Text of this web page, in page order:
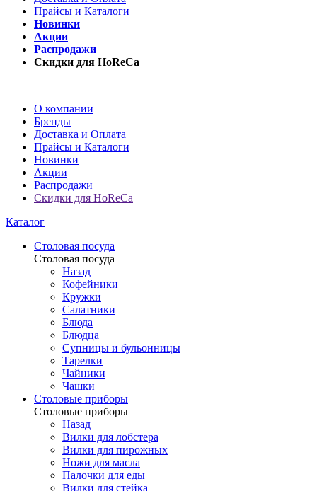
Прайсы и Каталоги
Новинки
Акции
Распродажи
Скидки для HoReCa
О компании
Бренды
Доставка и Оплата
Прайсы и Каталоги
Новинки
Акции
Распродажи
Скидки для HoReCa
Каталог
Столовая посуда
Столовая посуда
Назад
Кофейники
Кружки
Салатники
Блюда
Блюдца
Супницы и бульонницы
Тарелки
Чайники
Чашки
Cтоловые приборы
Cтоловые приборы
Назад
Вилки для лобстера
Вилки для пирожных
Ножи для масла
Палочки для еды
Вилки для стейка